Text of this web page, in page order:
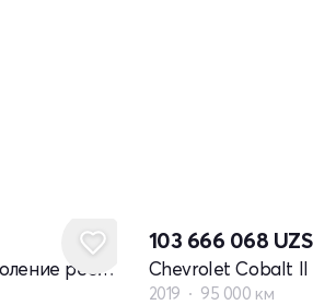
Chevrolet Cobalt II - поколение рестайлинг
103 666 068 UZS
2019 95 000 км